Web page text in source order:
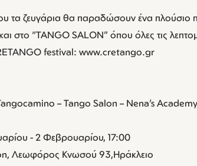
τα ζευγάρια θα παραδώσουν ένα
στο “TANGO SALON” όπου όλες τις
festival: www.cretango.gr
– Tango Salon – Nena’s Academy
- 2 Φεβρουαρίου, 17:00
Λεωφόρος Κνωσού 93,Ηράκλειο